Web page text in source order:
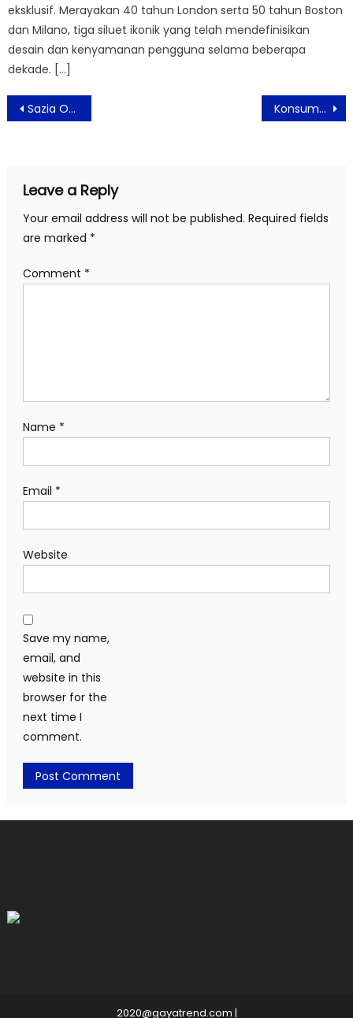
eksklusif. Merayakan 40 tahun London serta 50 tahun Boston
dan Milano, tiga siluet ikonik yang telah mendefinisikan
desain dan kenyamanan pengguna selama beberapa
dekade. […]
Post
navigation
Sazia Outer Pengganti APD Yang Modis Dengan Desain Praktis Konsumsi Air Mineral Jaga Kesegaran Dan Daya Tahan Tubuh Selama Berpuasa
Leave a Reply
Your email address will not be published. Required fields
are marked *
Comment *
Name *
Email *
Website
Save my name,
email, and
website in this
browser for the
next time I
comment.
2020@gayatrend.com |